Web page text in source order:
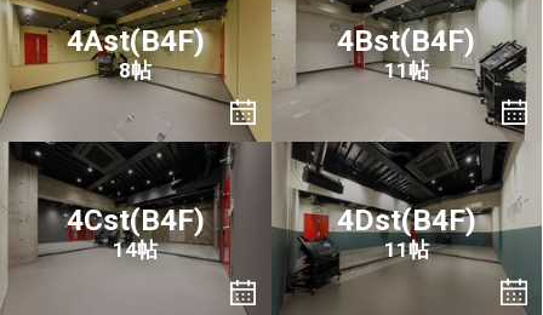
4Ast(B4F)
8帖
4Bst(B4F)
11帖
4Cst(B4F)
14帖
4Dst(B4F)
11帖